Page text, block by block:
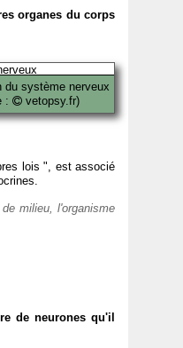
organes du corps
du système nerveux
:
vetopsy.fr)
lois ", est associé
milieu, l'organisme
de neurones qu'il